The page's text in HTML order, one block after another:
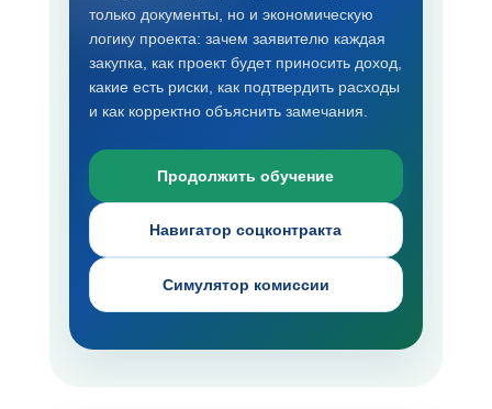
только документы, но и экономическую
логику проекта: зачем заявителю каждая
закупка, как проект будет приносить доход,
какие есть риски, как подтвердить расходы
и как корректно объяснить замечания.
Продолжить обучение
Навигатор соцконтракта
Симулятор комиссии